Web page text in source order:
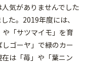
気がありませんでした
た。2019年度には、
「サツマイモ」を育
ゴーヤ」で緑のカー
は「苺」や「葉ニン